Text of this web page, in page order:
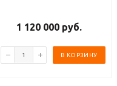
1 120 000 руб.
В КОРЗИНУ